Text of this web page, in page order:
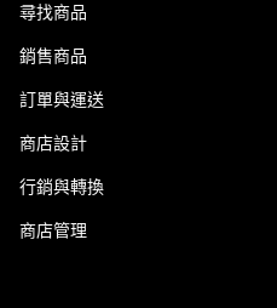
尋找商品
銷售商品
訂單與運送
商店設計
行銷與轉換
商店管理